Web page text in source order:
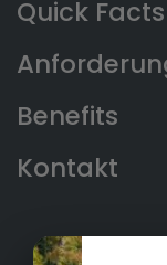
Benefits